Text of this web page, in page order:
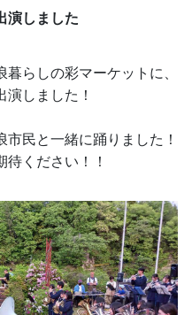
演しました
らしの彩マーケットに、
しました！
民と一緒に踊りました！
ください！！